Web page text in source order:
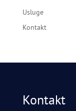
Usluge
Kontakt
Kontakt